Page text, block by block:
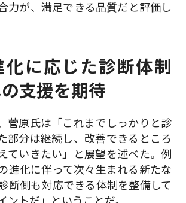
力が、満足できる品質だと評価し
化に応じた診断体制
支援を期待
菅原氏は「これまでしっかりと診
部分は継続し、改善できるところ
ていきたい」と展望を述べた。例
進化に伴って次々生まれる新たな
断側も対応できる体制を整備して